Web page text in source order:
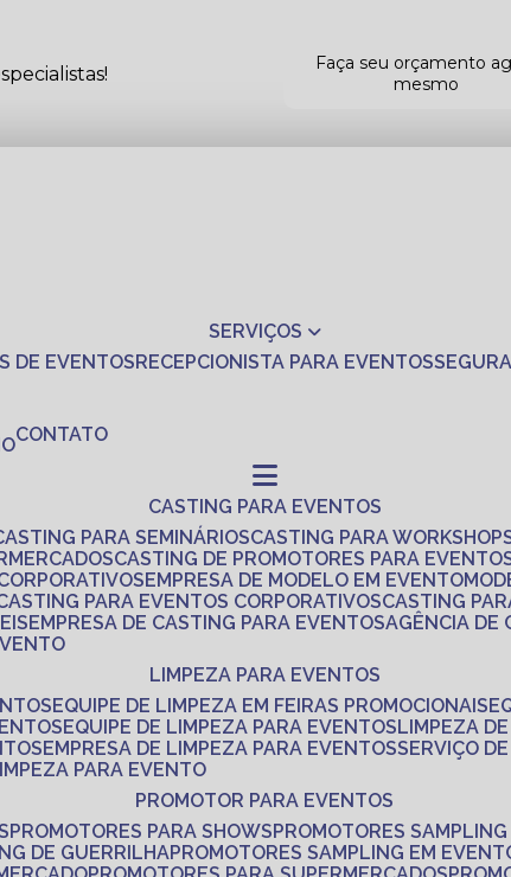
Faça seu orçamento
mesmo
SERVIÇOS
DE EVENTOS RECEPCIONISTA PARA EVENTOS
CONTATO
CASTING PARA EVENTOS
CASTING PARA SEMINÁRIOS
CASTING PARA
CASTING DE PROMOTORES PARA
EMPRESA DE MODELO EM EVENTO
CASTING PARA EVENTOS CORPORATIVOS
CASTING
EMPRESA DE CASTING PARA EVENTOS
AGÊNCIA
LIMPEZA PARA EVENTOS
EQUIPE DE LIMPEZA EM FEIRAS PROMOCIONAIS
EQUIPE DE LIMPEZA PARA EVENTOS
LIMPEZA
EMPRESA DE LIMPEZA PARA EVENTOS SERVIÇO
LIMPEZA PARA EVENTO
PROMOTOR PARA EVENTOS
PROMOTORES PARA SHOWS
PROMOTORES
DE GUERRILHA PROMOTORES SAMPLING EM